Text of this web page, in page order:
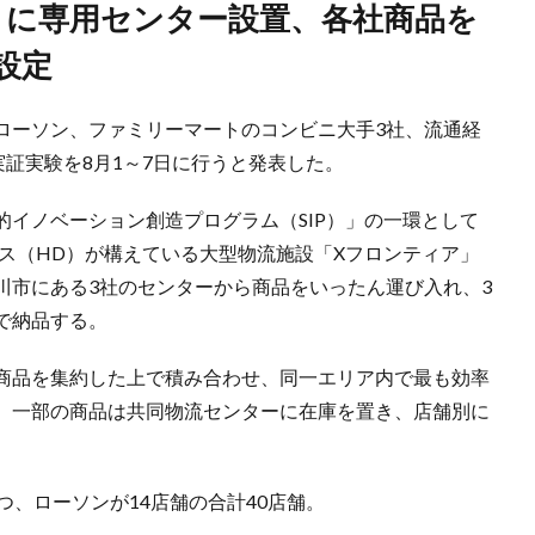
定
ソン、ファミリーマートのコンビニ大手3社、流通経
実験を8月1～7日に行うと発表した。
ノベーション創造プログラム（SIP）」の一環として
（HD）が構えている大型物流施設「Xフロンティア」
にある3社のセンターから商品をいったん運び入れ、3
品する。
を集約した上で積み合わせ、同一エリア内で最も効率
部の商品は共同物流センターに在庫を置き、店舗別に
ローソンが14店舗の合計40店舗。